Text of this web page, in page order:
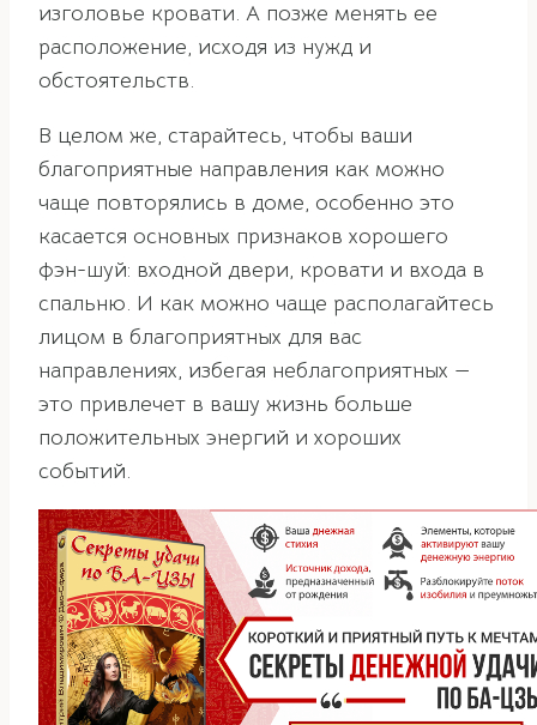
изголовье кровати. А позже менять ее
расположение, исходя из нужд и
обстоятельств.
В целом же, старайтесь, чтобы ваши
благоприятные направления как можно
чаще повторялись в доме, особенно это
касается основных признаков хорошего
фэн-шуй: входной двери, кровати и входа в
спальню. И как можно чаще располагайтесь
лицом в благоприятных для вас
направлениях, избегая неблагоприятных —
это привлечет в вашу жизнь больше
положительных энергий и хороших
событий.